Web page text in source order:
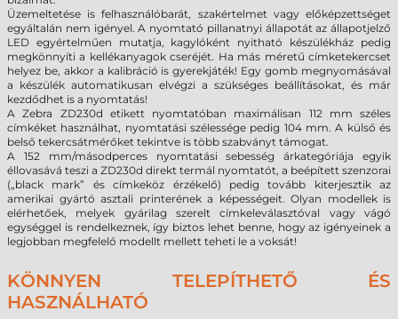
Üzemeltetése is felhasználóbarát, szakértelmet vagy előképzettséget
egyáltalán nem igényel. A nyomtató pillanatnyi állapotát az állapotjelző
LED egyértelműen mutatja, kagylóként nyitható készülékház pedig
megkönnyíti a kellékanyagok cseréjét. Ha más méretű címketekercset
helyez be, akkor a kalibráció is gyerekjáték! Egy gomb megnyomásával
a készülék automatikusan elvégzi a szükséges beállításokat, és már
kezdődhet is a nyomtatás!
A Zebra ZD230d etikett nyomtatóban maximálisan 112 mm széles
címkéket használhat, nyomtatási szélessége pedig 104 mm. A külső és
belső tekercsátmérőket tekintve is több szabványt támogat.
A 152 mm/másodperces nyomtatási sebesség árkategóriája egyik
éllovasává teszi a ZD230d direkt termál nyomtatót, a beépített szenzorai
(„black mark” és címkeköz érzékelő) pedig tovább kiterjesztik az
amerikai gyártó asztali printerének a képességeit. Olyan modellek is
elérhetőek, melyek gyárilag szerelt címkeleválasztóval vagy vágó
egységgel is rendelkeznek, így biztos lehet benne, hogy az igényeinek a
legjobban megfelelő modellt mellett teheti le a voksát!
KÖNNYEN TELEPÍTHETŐ ÉS
HASZNÁLHATÓ